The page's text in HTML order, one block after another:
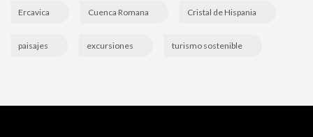
Ercavica Cuenca Romana Cristal de Hispania
paisajes excursiones turismo sostenible